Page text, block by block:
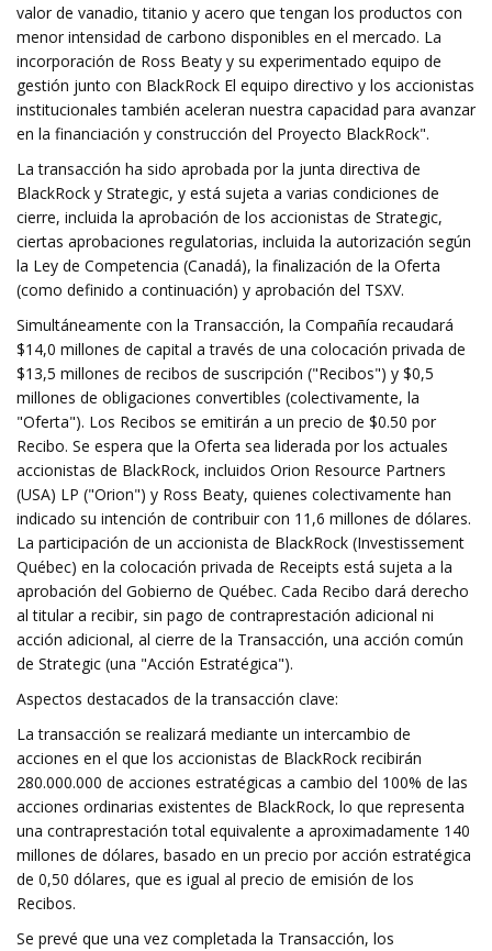
valor de vanadio, titanio y acero que tengan los productos con
menor intensidad de carbono disponibles en el mercado. La
incorporación de Ross Beaty y su experimentado equipo de
gestión junto con BlackRock El equipo directivo y los accionistas
institucionales también aceleran nuestra capacidad para avanzar
en la financiación y construcción del Proyecto BlackRock".
La transacción ha sido aprobada por la junta directiva de
BlackRock y Strategic, y está sujeta a varias condiciones de
cierre, incluida la aprobación de los accionistas de Strategic,
ciertas aprobaciones regulatorias, incluida la autorización según
la Ley de Competencia (Canadá), la finalización de la Oferta
(como definido a continuación) y aprobación del TSXV.
Simultáneamente con la Transacción, la Compañía recaudará
$14,0 millones de capital a través de una colocación privada de
$13,5 millones de recibos de suscripción ("Recibos") y $0,5
millones de obligaciones convertibles (colectivamente, la
"Oferta"). Los Recibos se emitirán a un precio de $0.50 por
Recibo. Se espera que la Oferta sea liderada por los actuales
accionistas de BlackRock, incluidos Orion Resource Partners
(USA) LP ("Orion") y Ross Beaty, quienes colectivamente han
indicado su intención de contribuir con 11,6 millones de dólares.
La participación de un accionista de BlackRock (Investissement
Québec) en la colocación privada de Receipts está sujeta a la
aprobación del Gobierno de Québec. Cada Recibo dará derecho
al titular a recibir, sin pago de contraprestación adicional ni
acción adicional, al cierre de la Transacción, una acción común
de Strategic (una "Acción Estratégica").
Aspectos destacados de la transacción clave:
La transacción se realizará mediante un intercambio de
acciones en el que los accionistas de BlackRock recibirán
280.000.000 de acciones estratégicas a cambio del 100% de las
acciones ordinarias existentes de BlackRock, lo que representa
una contraprestación total equivalente a aproximadamente 140
millones de dólares, basado en un precio por acción estratégica
de 0,50 dólares, que es igual al precio de emisión de los
Recibos.
Se prevé que una vez completada la Transacción, los